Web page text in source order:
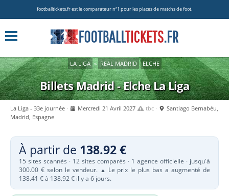
footballtickets.fr est le comparateur nº1 pour les places de matchs de foot.
LA LIGA » REAL MADRID ELCHE
Billets Madrid - ElcheLa Liga
La Liga - 33e journée Mercredi 21 Avril 2027 tbc
Santiago Bernabéu,
Madrid, Espagne
À partir de 138.92 €
15 sites scannés · 12 sites comparés · 1 agence officielle · jusqu'à
300.00 € selon le vendeur. ▲ Le prix le plus bas a augmenté de
138.41 € à 138.92 € il y a 6 jours.